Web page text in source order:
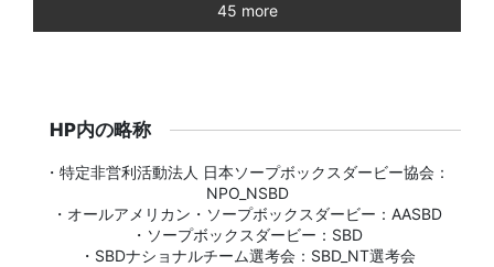
45 more
HP内の略称
・特定非営利活動法人 日本ソープボックスダービー協会：
NPO_NSBD
・オールアメリカン・ソープボックスダービー：AASBD
・ソープボックスダービー：SBD
・SBDナショナルチーム選考会：SBD_NT選考会